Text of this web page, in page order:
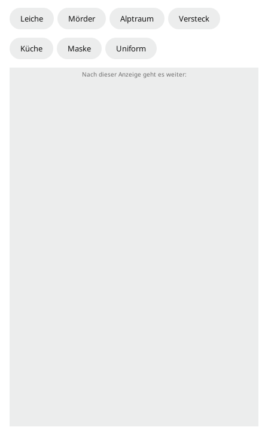
Leiche Mörder Alptraum Versteck
Küche Maske Uniform